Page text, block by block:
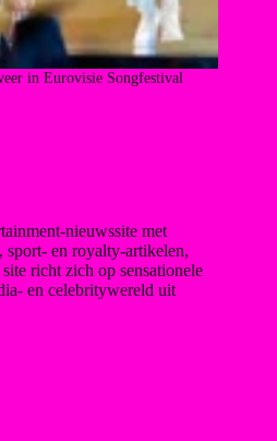
in Eurovisie Songfestival
nieuwssite met
en royalty-artikelen,
richt zich op sensationele
en celebritywereld uit